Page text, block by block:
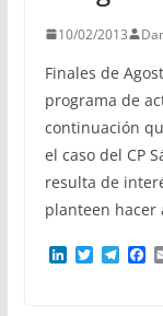
10/02/2013
Finales de
programa de
continuación
el caso del CP
resulta de
planteen hacer
L T T F